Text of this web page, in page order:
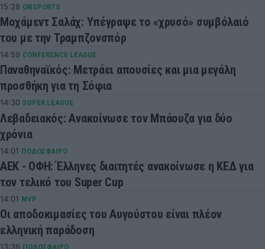
15:28 ONSPORTS
Μοχάμεντ Σαλάχ: Υπέγραψε το «χρυσό» συμβόλαιό
του με την Τραμπζονσπόρ
14:59 CONFERENCE LEAGUE
Παναθηναϊκός: Μετράει απουσίες και μια μεγάλη
προσθήκη για τη Σόφια
14:30 SUPER LEAGUE
Λεβαδειακός: Ανακοίνωσε τον Μπάουζα για δύο
χρόνια
14:01 ΠΟΔΟΣΦΑΙΡΟ
ΑΕΚ - ΟΦΗ: Έλληνες διαιτητές ανακοίνωσε η ΚΕΔ για
τον τελικό του Super Cup
14:01 MVP
Οι αποδοκιμασίες του Αυγούστου είναι πλέον
ελληνική παράδοση
13:36 ΠΟΔΟΣΦΑΙΡΟ